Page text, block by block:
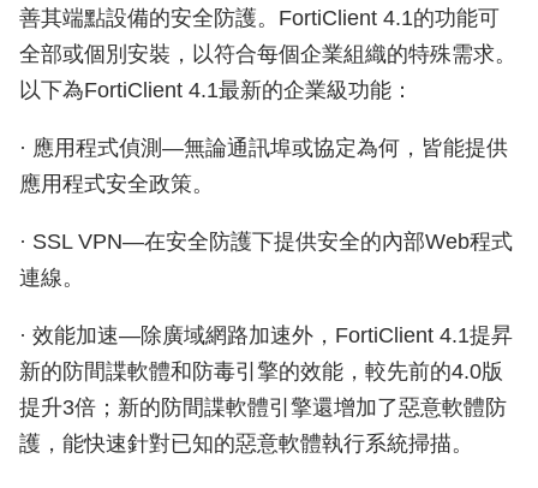
善其端點設備的安全防護。FortiClient 4.1的功能可
全部或個別安裝，以符合每個企業組織的特殊需求。
以下為FortiClient 4.1最新的企業級功能：
· 應用程式偵測—無論通訊埠或協定為何，皆能提供
應用程式安全政策。
· SSL VPN—在安全防護下提供安全的內部Web程式
連線。
· 效能加速—除廣域網路加速外，FortiClient 4.1提昇
新的防間諜軟體和防毒引擎的效能，較先前的4.0版
提升3倍；新的防間諜軟體引擎還增加了惡意軟體防
護，能快速針對已知的惡意軟體執行系統掃描。